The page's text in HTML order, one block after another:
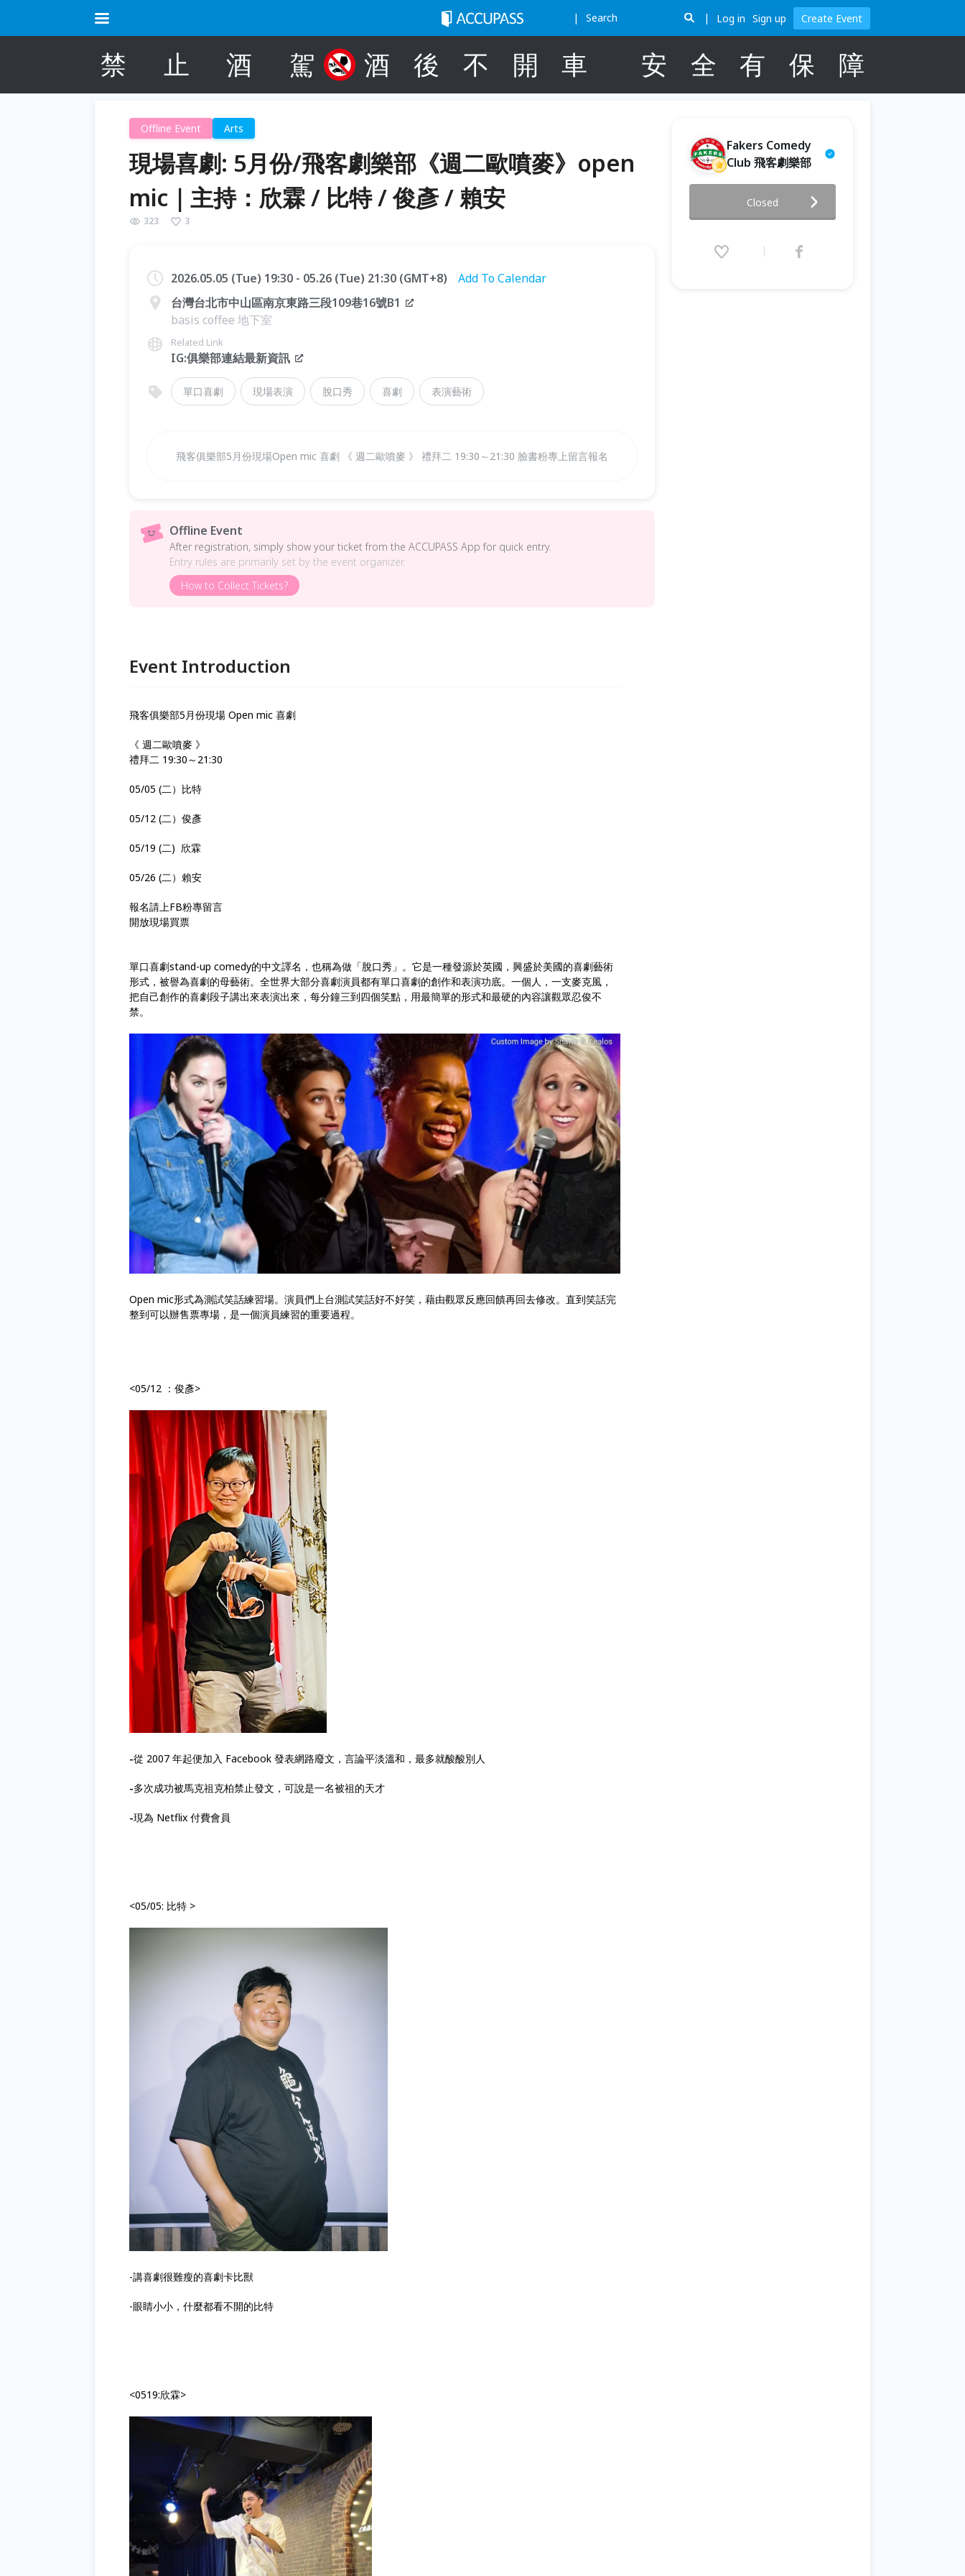
Search Log in Sign up Create Event
禁 止 酒 駕 酒 後 不 開 車 安 全 有 保 障
Offline Event Arts
現場喜劇: 5月份/飛客劇樂部《週二歐噴麥》open
mic｜主持：欣霖 / 比特 / 俊彥 / 賴安
324 3
2026.05.05 (Tue) 19:30 - 05.26 (Tue) 21:30 (GMT+8)
Add To Calendar
台灣台北市中山區南京東路三段109巷16號B1
basis coffee 地下室
Related Link
IG:俱樂部連結最新資訊
單口喜劇 現場表演 脫口秀 喜劇 表演藝術
飛客俱樂部5月份現場Open mic 喜劇 《 週二歐噴麥 》 禮拜二 19:30～21:30 臉書粉專上留言報名
Offline Event
After registration, simply show your ticket from the ACCUPASS App for quick entry.
Entry rules are primarily set by the event organizer.
How to Collect Tickets?
Event Introduction
飛客俱樂部5月份現場 Open mic 喜劇
《 週二歐噴麥 》
禮拜二 19:30～21:30
05/05 (二）比特
05/12 (二）俊彥
05/19 (二) 欣霖
05/26 (二）賴安
報名請上FB粉專留言
開放現場買票
單口喜劇stand-up comedy的中文譯名，也稱為做「脫口秀」。它是一種發源於英國，興盛於美國的喜劇藝術
形式，被譽為喜劇的母藝術。全世界大部分喜劇演員都有單口喜劇的創作和表演功底。一個人，一支麥克風，
把自己創作的喜劇段子講出來表演出來，每分鐘三到四個笑點，用最簡單的形式和最硬的內容讓觀眾忍俊不
禁。
Open mic形式為測試笑話練習場。演員們上台測試笑話好不好笑，藉由觀眾反應回饋再回去修改。直到笑話完
整到可以辦售票專場，是一個演員練習的重要過程。
<05/12 ：俊彥>
-從 2007 年起便加入 Facebook 發表網路廢文，言論平淡溫和，最多就酸酸別人
多次成功被馬克祖克柏禁止發文，可說是一名被祖的天才
-現為 Netflix 付費會員
-講喜劇很難瘦的喜劇卡比獸
-眼睛小小，什麼都看不開的比特
<0519:欣霖>
-30歲熱愛喜劇的帥哥
-參加2024脫口秀爭霸賽新人賽...沒得名
-在台北各場地表演荒謬、誇張表演拍喜劇，驚嚇無數觀眾，致力成為台灣喜劇林懷民，將荒謬表演拍，昇華為
雲門舞集等級之藝術
<05/28:賴安>
-喜劇團體「笑話一番炸」成員
我們是隱藏在一家小小咖啡廳裡面的喜劇俱樂部。
台北市第一家專門為喜劇新人表演愛好者打造的新手村俱樂部
每週皆會有不同種類的活動
歡迎您來到我們小小地下室來探索不同於以往的驚喜與靈感啟發。
演出場地為地下室無電梯，若有行動不便請斟酌購票觀賞 *
** 本節目建議滿16歲以上心智成熟人士觀賞 **
Fakers Comedy
Club 飛客劇樂部
二歐噴麥》open mic｜主持：
欣霖 / 比特 / 俊彥 / 賴安
(Tue) 21:30 (GMT+8)
Closed
欣霖